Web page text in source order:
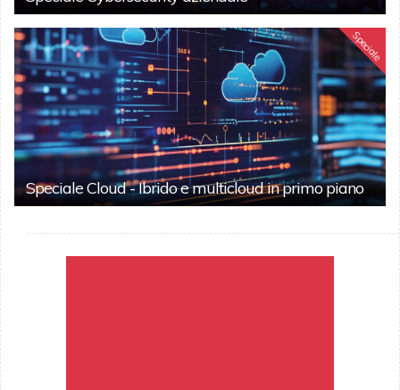
Speciale
Speciale Cloud - Ibrido e multicloud in primo piano